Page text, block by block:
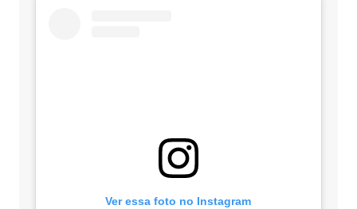
Ver essa foto no Instagram